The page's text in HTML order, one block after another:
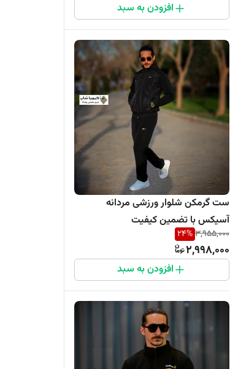
افزودن به سبد
ست گرمکن شلوار ورزشی مردانه
آسیکس با تضمین کیفیت
3,955,000
24%
2,998,000
افزودن به سبد